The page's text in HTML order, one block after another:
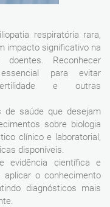
respiratória rara,
impacto significativo na
Reconhecer
para evitar
e outras
de saúde que desejam
sobre biologia
clínico e laboratorial,
disponíveis.
evidência científica e
aplicar o conhecimento
diagnósticos mais